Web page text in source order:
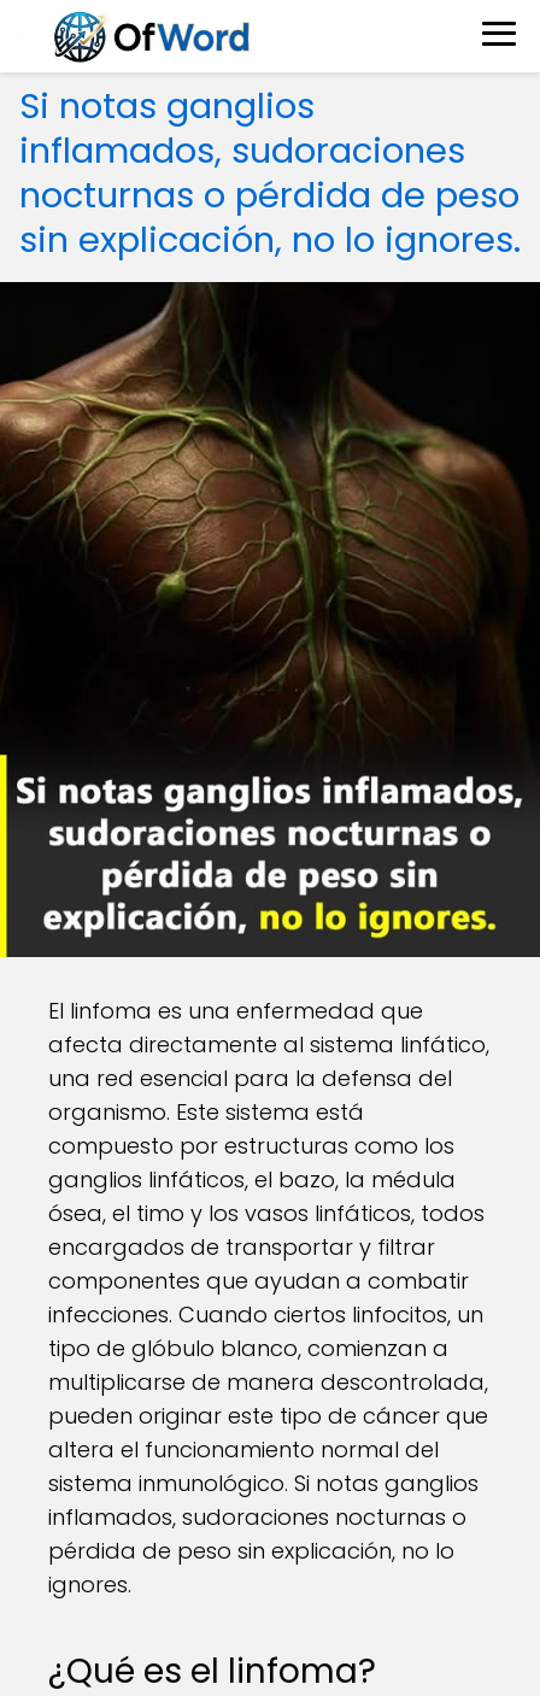
Si notas ganglios
inflamados, sudoraciones
nocturnas o pérdida de peso
sin explicación, no lo ignores.
El linfoma es una enfermedad que
afecta directamente al sistema linfático,
una red esencial para la defensa del
organismo. Este sistema está
compuesto por estructuras como los
ganglios linfáticos, el bazo, la médula
ósea, el timo y los vasos linfáticos, todos
encargados de transportar y filtrar
componentes que ayudan a combatir
infecciones. Cuando ciertos linfocitos, un
tipo de glóbulo blanco, comienzan a
multiplicarse de manera descontrolada,
pueden originar este tipo de cáncer que
altera el funcionamiento normal del
sistema inmunológico. Si notas ganglios
inflamados, sudoraciones nocturnas o
pérdida de peso sin explicación, no lo
ignores.
¿Qué es el linfoma?